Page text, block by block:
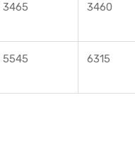
3465 3460
5545 6315